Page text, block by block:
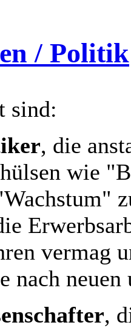
/ Politik
sind:
, die
wie
vermag
nach
,